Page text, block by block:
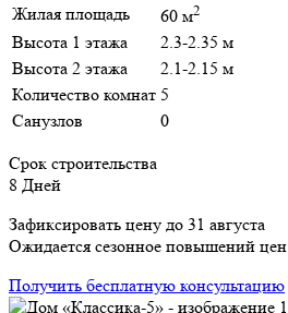
Жилая площадь 60 м2
Высота 1 этажа
2.3-2.35 м
Высота 2 этажа
2.1-2.15 м
Количество комнат 5
Санузлов
0
Срок строительства
8 Дней
Зафиксировать цену до 31 августа
Ожидается сезонное повышений цен
Получить бесплатную консультацию